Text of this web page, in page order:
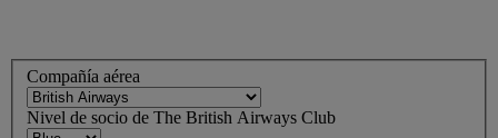
Compañía aérea
Nivel de socio de The British Airways Club